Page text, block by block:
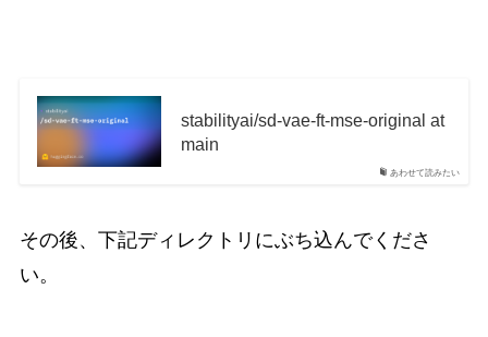
あわせて読みたい
stabilityai/sd-vae-ft-mse-original at
main
その後、下記ディレクトリにぶち込んでくださ
い。